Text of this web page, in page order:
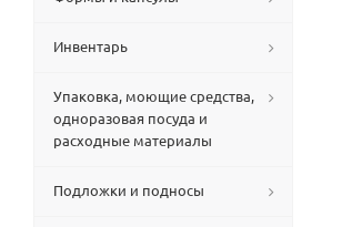
Инвентарь
Упаковка, моющие средства,
одноразовая посуда и
расходные материалы
Подложки и подносы